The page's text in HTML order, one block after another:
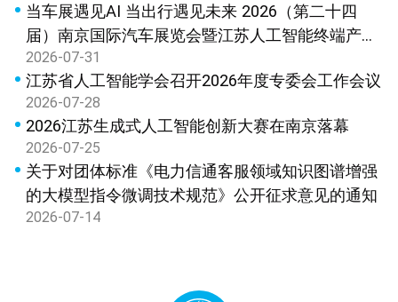
当车展遇见AI 当出行遇见未来 2026（第二十四
届）南京国际汽车展览会暨江苏人工智能终端产品
展览会新闻发布会在宁召开
2026-07-31
江苏省人工智能学会召开2026年度专委会工作会议
2026-07-28
2026江苏生成式人工智能创新大赛在南京落幕
2026-07-25
关于对团体标准《电力信通客服领域知识图谱增强
的大模型指令微调技术规范》公开征求意见的通知
2026-07-14